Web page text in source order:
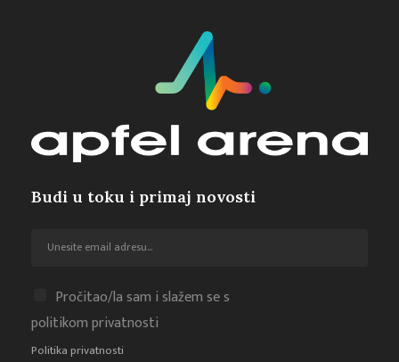
Budi u toku i primaj novosti
Pročitao/la sam i slažem se s
politikom privatnosti
Politika privatnosti